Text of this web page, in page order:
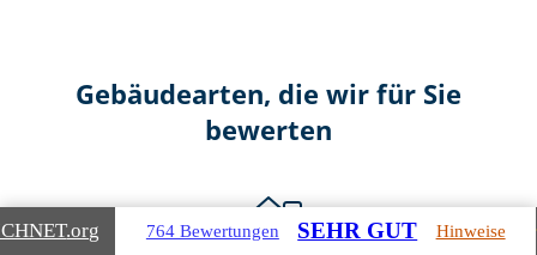
Gebäudearten, die wir für Sie
bewerten
.org 764 Bewertungen SEHR GUT Hinweise